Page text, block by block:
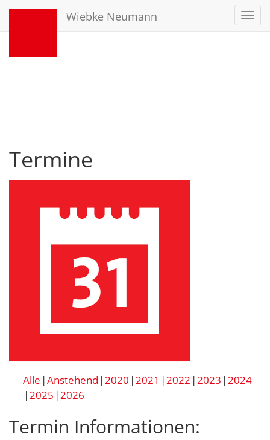
Wiebke Neumann
Termine
Alle Anstehend 2020 2021 2022 2023 2024
2025 2026
Termin Informationen: